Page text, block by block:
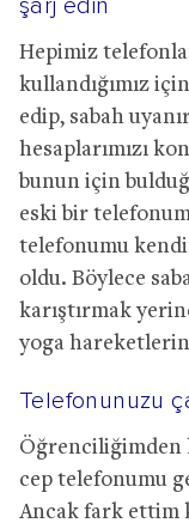
şarj edin
Hepimiz
kullandığımız
edip, sabah
hesaplarımızı
bunun için
eski bir
telefonumu
oldu. Böylece
karıştırmak
yoga
Telefonunuzu
Öğrenciliğimden
cep telefonumu
Ancak fark ettim